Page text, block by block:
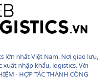
lớn nhất Việt Nam. Nơi giao lưu,
xuất nhập khẩu, logistics. Với
- HỢP TÁC THÀNH CÔNG